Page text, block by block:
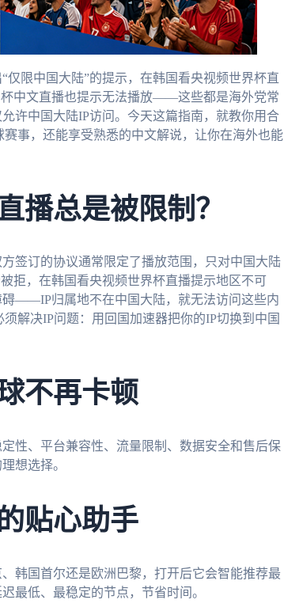
限中国大陆”的提示，在韩国看央视频世界杯直
中文直播也提示无法播放——这些都是海外党常
许中国大陆IP访问。今天这篇指南，就教你用合
事，还能享受熟悉的中文解说，让你在海外也能
播总是被限制？
签订的协议通常限定了播放范围，只对中国大陆
拒，在韩国看央视频世界杯直播提示地区不可
——IP归属地不在中国大陆，就无法访问这些内
解决IP问题：用回国加速器把你的IP切换到中国
不再卡顿
性、平台兼容性、流量限制、数据安全和售后保
想选择。
贴心助手
韩国首尔还是欧洲巴黎，打开后它会智能推荐最
低、最稳定的节点，节省时间。